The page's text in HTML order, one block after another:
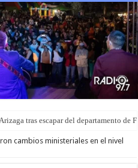
tras escapar del departamento de
cambios ministeriales en el nivel